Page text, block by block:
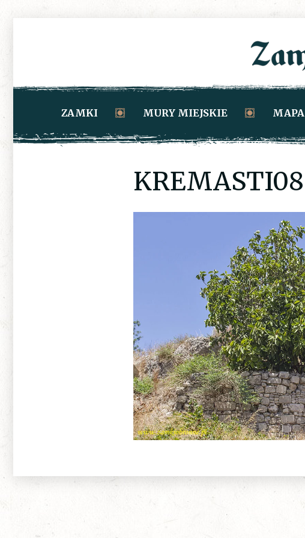
ZAMKI MURY MIEJSKIE MAPA
KREMASTI08